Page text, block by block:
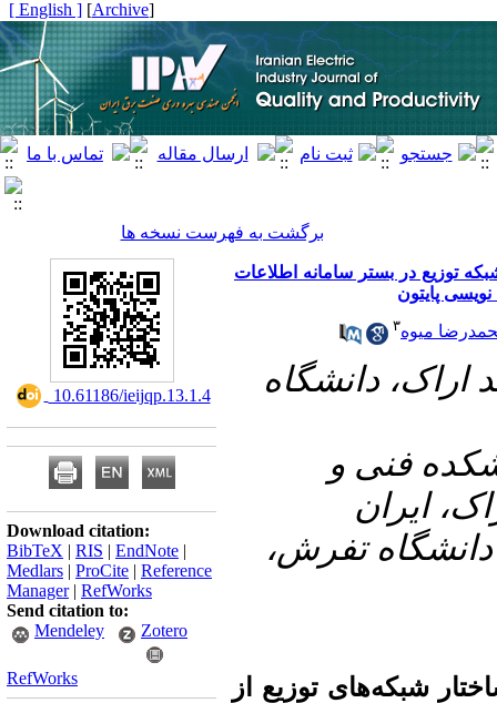
[
Archive
]
[ English ]
برگشت به فهرست نسخه ها
توزیع در بستر سامانه اطلاعات
پایتون
میوه۳
اراک، دانشگاه
فنی و
ایران
تفرش،
شبکه‌های توزیع از
‎ 10.61186/ieijqp.13.1.4
Download citation:
BibTeX | RIS | EndNote |
Medlars | ProCite | Reference
Manager| RefWorks
Send citation to:
Mendeley
Zotero
RefWorks